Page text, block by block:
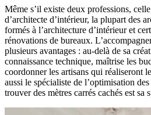
Même s’il existe deux professions,
d’architecte d’intérieur, la plupart des
formés à l’architecture d’intérieur et
rénovations de bureaux.
plusieurs avantages : au-delà de sa
connaissance technique, maîtrise les
coordonner les artisans qui réaliseront
aussi le spécialiste de l’optimisation
trouver des mètres carrés cachés est sa